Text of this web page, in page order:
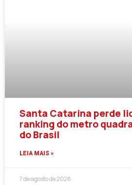
Santa Catarina perde
ranking do metro
do Brasil
LEIA MAIS »
7 de agosto de 2026